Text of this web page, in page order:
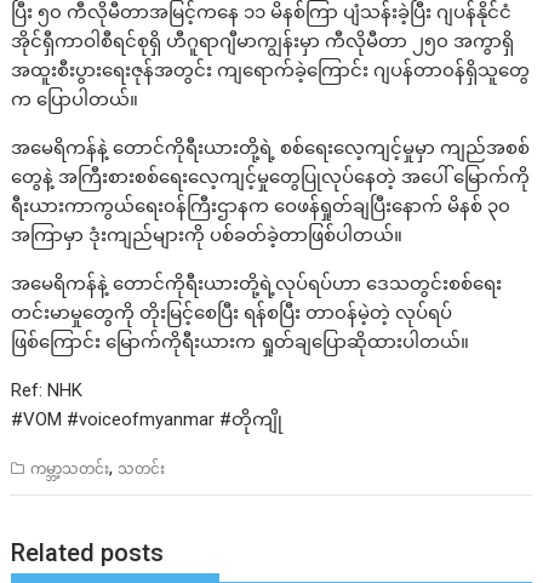
ပြီး ၅၀ ကီလိုမီတာအမြင့်ကနေ ၁၁ မိနစ်ကြာ ပျံသန်းခဲ့ပြီး ဂျပန်နိုင်ငံ
အိုင်ရှီကာဝါစီရင်စုရှိ ဟီဂူရာဂျီမာကျွန်းမှာ ကီလိုမီတာ ၂၅၀ အကွာရှိ
အထူးစီးပွားရေးဇုန်အတွင်း ကျရောက်ခဲ့ကြောင်း ဂျပန်တာ၀န်ရှိသူတွေ
က ပြောပါတယ်။
အမေရိကန်နဲ့ တောင်ကိုရီးယားတို့ရဲ့ စစ်ရေးလေ့ကျင့်မှုမှာ ကျည်အစစ်
တွေနဲ့ အကြီးစားစစ်ရေးလေ့ကျင့်မှုတွေပြုလုပ်နေတဲ့ အပေါ် မြောက်ကို
ရီးယားကာကွယ်ရေး၀န်ကြီးဌာနက ဝေဖန်ရှုတ်ချပြီးနောက် မိနစ် ၃၀
အကြာမှာ ဒုံးကျည်များကို ပစ်ခတ်ခဲ့တာဖြစ်ပါတယ်။
အမေရိကန်နဲ့ တောင်ကိုရီးယားတို့ရဲ့လုပ်ရပ်ဟာ ဒေသတွင်းစစ်ရေး
တင်းမာမှုတွေကို တိုးမြင့်စေပြီး ရန်စပြီး တာ၀န်မဲ့တဲ့ လုပ်ရပ်
ဖြစ်ကြောင်း မြောက်ကိုရီးယားက ရှုတ်ချပြောဆိုထားပါတယ်။
Ref: NHK
#VOM #voiceofmyanmar #တိုကျို
ကမ္ဘာ့သတင်း, သတင်း
Related posts